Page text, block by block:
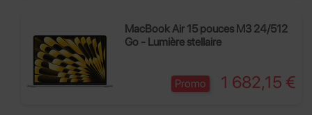
MacBook Air 15 pouces M3 24/512
Go - Lumière stellaire
Promo Prix
1 682,15 €